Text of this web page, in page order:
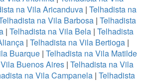
na Vila Aricanduva | Telhadista na
na Vila Barbosa| Telhadista
| Telhadista na Vila Bela| Telhadista
| Telhadista na Vila Bertioga |
Buarque| Telhadista na Vila Matilde
Buenos Aires | Telhadista na Vila
na Vila Campanela | Telhadista